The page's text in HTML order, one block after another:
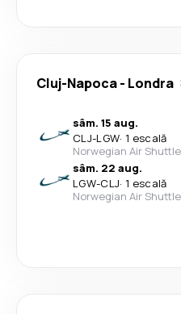
Cluj-Napoca- Londra
sâm. 15 aug.
CLJ-LGW· 1 escală
Norwegian Air Shuttle
sâm. 22 aug.
LGW-CLJ· 1 escală
Norwegian Air Shuttle